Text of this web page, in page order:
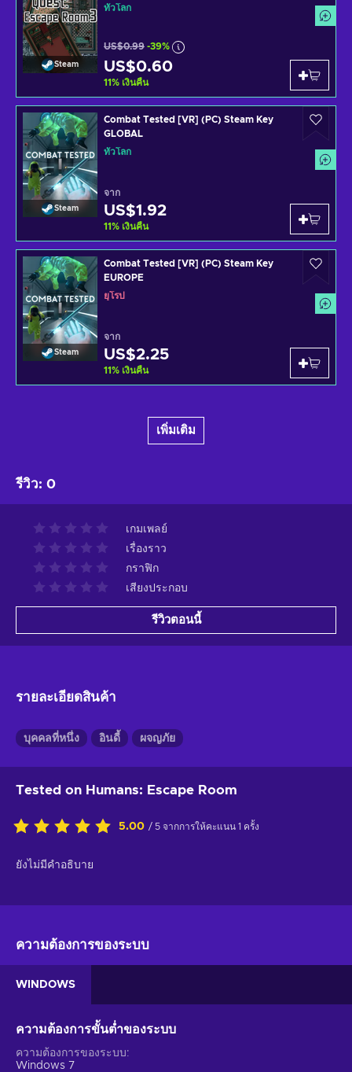
Steam
ทั่วโลก
US$0.99 -39%
US$0.60
11% เงินคืน
Steam
Combat Tested [VR] (PC) Steam Key
GLOBAL
ทั่วโลก
จาก
US$1.92
11% เงินคืน
Steam
Combat Tested [VR] (PC) Steam Key
EUROPE
ยุโรป
จาก
US$2.25
11% เงินคืน
เพิ่มเติม
รีวิว: 0
เกมเพลย์
เรื่องราว
กราฟิก
เสียงประกอบ
รีวิวตอนนี้
รายละเอียดสินค้า
บุคคลที่หนึ่ง อินดี้ ผจญภัย
Tested on Humans: Escape Room
5.00 / 5 จากการให้คะแนน 1 ครั้ง
ยังไม่มีคำอธิบาย
ความต้องการของระบบ
WINDOWS
ความต้องการขั้นต่ำของระบบ
ความต้องการของระบบ
Windows 7